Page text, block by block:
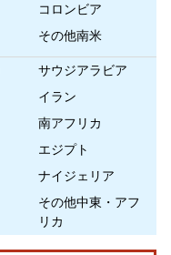
コロンビア
その他南米
サウジアラビア
イラン
南アフリカ
エジプト
ナイジェリア
その他中東・アフ
リカ